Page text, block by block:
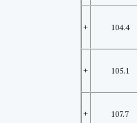
+ 104.4
+ 105.1
+ 107.7